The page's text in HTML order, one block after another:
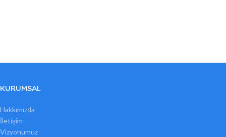
KURUMSAL
Hakkımızda
İletişim
Vizyonumuz